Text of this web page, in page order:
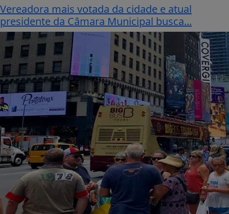
Vereadora mais votada da cidade e atual
presidente da Câmara Municipal busca...